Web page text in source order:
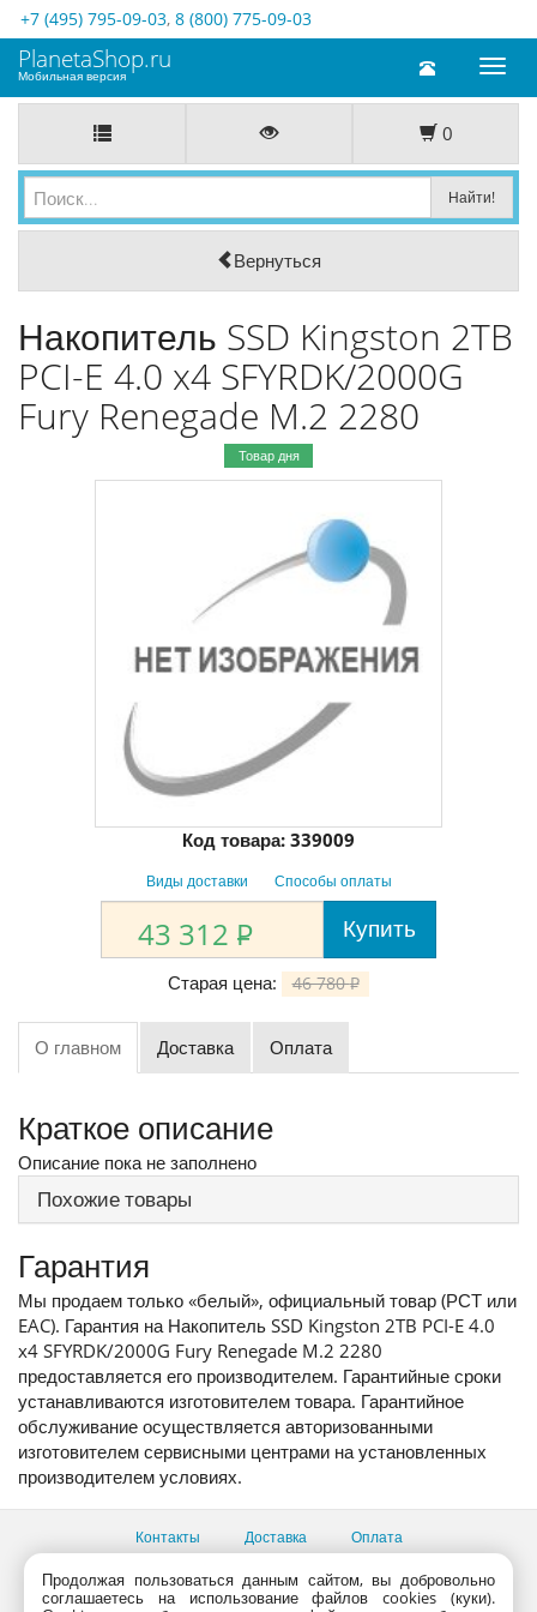
+7 (495) 795-09-03, 8 (800) 775-09-03
Toggle
PlanetaShop.ru
Мобильная версия
0
Вернуться
Накопитель SSD Kingston 2TB
PCI-E 4.0 x4 SFYRDK/2000G
Fury Renegade M.2 2280
Товар дня
Код товара: 339009
Виды доставки Способы оплаты
43 312 P Купить
Старая цена: 46 780P
О главном Доставка Оплата
Краткое описание
Описание пока не заполнено
Похожие товары
Гарантия
Мы продаем только «белый», официальный товар (РСТ или
EAC). Гарантия на Накопитель SSD Kingston 2TB PCI-E 4.0
x4 SFYRDK/2000G Fury Renegade M.2 2280
предоставляется его производителем. Гарантийные сроки
устанавливаются изготовителем товара. Гарантийное
обслуживание осуществляется авторизованными
изготовителем сервисными центрами на установленных
производителем условиях.
Контакты Доставка Оплата
Все пункты выдачи
Консультации продавцов по телефону:+7 (495) 795-09-03,
Продолжая пользоваться данным сайтом, вы добровольно
соглашаетесь на использование файлов cookies (куки).